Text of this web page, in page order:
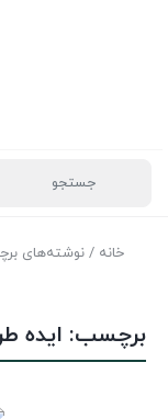
خانه / نوشته‌های
برچسب: ایده